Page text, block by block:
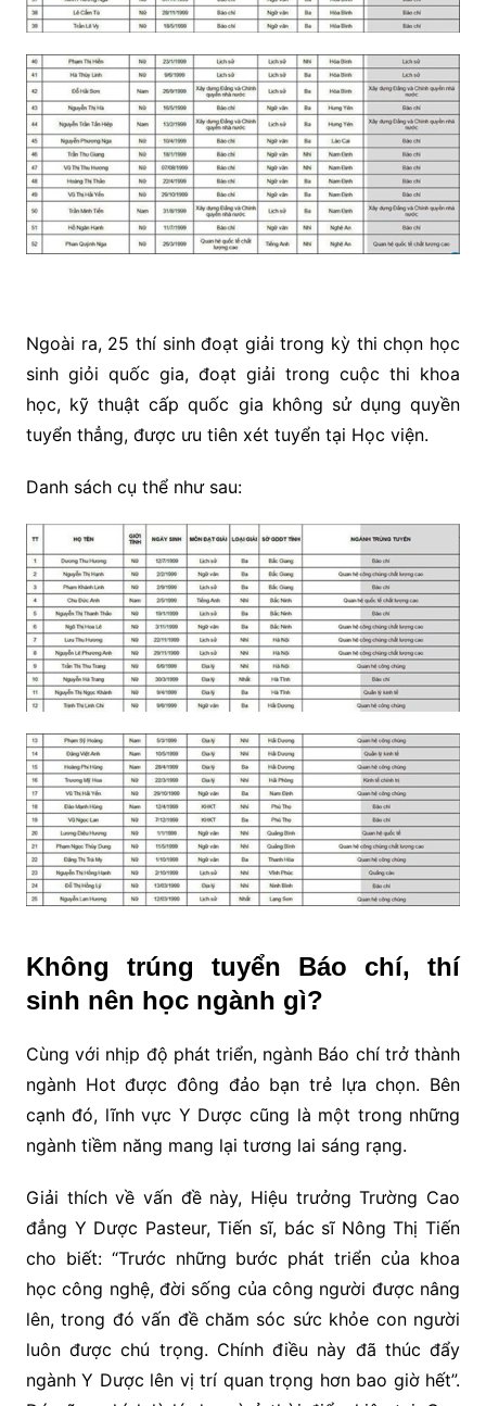
Ngoài ra, 25 thí sinh đoạt giải trong kỳ thi chọn học
sinh giỏi quốc gia, đoạt giải trong cuộc thi khoa
học, kỹ thuật cấp quốc gia không sử dụng quyền
tuyển thẳng, được ưu tiên xét tuyển tại Học viện.
Danh sách cụ thể như sau:
Không trúng tuyển Báo chí, thí
sinh nên học ngành gì?
Cùng với nhịp độ phát triển, ngành Báo chí trở thành
ngành Hot được đông đảo bạn trẻ lựa chọn. Bên
cạnh đó, lĩnh vực Y Dược cũng là một trong những
ngành tiềm năng mang lại tương lai sáng rạng.
Giải thích về vấn đề này, Hiệu trưởng Trường Cao
đẳng Y Dược Pasteur, Tiến sĩ, bác sĩ Nông Thị Tiến
cho biết: “Trước những bước phát triển của khoa
học công nghệ, đời sống của công người được nâng
lên, trong đó vấn đề chăm sóc sức khỏe con người
luôn được chú trọng. Chính điều này đã thúc đẩy
ngành Y Dược lên vị trí quan trọng hơn bao giờ hết”.